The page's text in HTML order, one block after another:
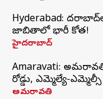
Hyderabad:
జాబితాలో భారీ కోత!
హైదరాబాద్
Amaravati:
రోడ్డు, ఎమ్మెల్యే-
అమరావతి